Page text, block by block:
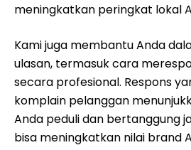
meningkatkan peringkat lokal
Kami juga membantu Anda
ulasan, termasuk cara
secara profesional. Respons
komplain pelanggan
Anda peduli dan bertanggung
bisa meningkatkan nilai brand